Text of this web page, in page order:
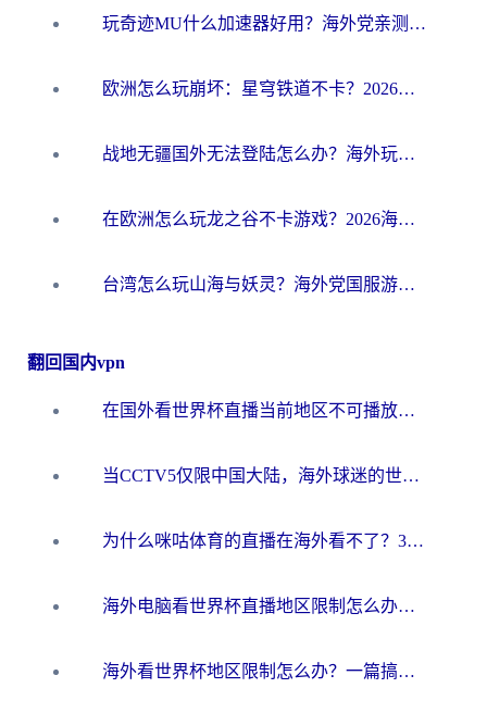
玩奇迹MU什么加速器好用？海外党亲测：这款加速器让你告别延迟卡顿！
欧洲怎么玩崩坏：星穹铁道不卡？2026海外玩家国服游戏加速器终极攻略
战地无疆国外无法登陆怎么办？海外玩家国服畅玩终极指南（附欧服魔兽EVE加速方案）
在欧洲怎么玩龙之谷不卡游戏？2026海外党国服游戏加速全攻略
台湾怎么玩山海与妖灵？海外党国服游戏加速全攻略，告别延迟卡顿
翻回国内vpn
在国外看世界杯直播当前地区不可播放？海外党必看的回国加速全攻略
当CCTV5仅限中国大陆，海外球迷的世界杯狂欢如何继续？
为什么咪咕体育的直播在海外看不了？3步解决海外看世界杯+抖音地区限制难题
海外电脑看世界杯直播地区限制怎么办？你需要一个聪明的加速器
海外看世界杯地区限制怎么办？一篇搞定咪咕视频播放+国内资源无缝访问指南